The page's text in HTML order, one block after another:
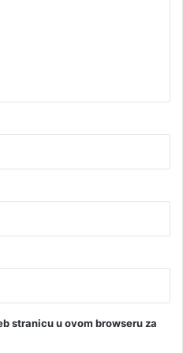
stranicu u ovom browseru za